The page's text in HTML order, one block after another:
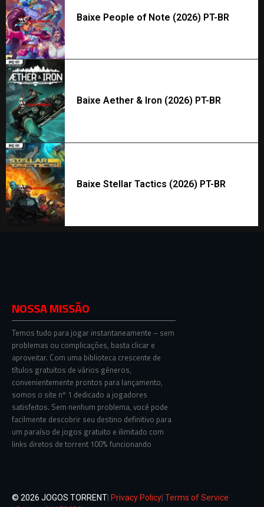
Baixe People of Note (2026) PT-BR
Baixe Aether & Iron (2026) PT-BR
Baixe Stellar Tactics (2026) PT-BR
NOSSA MISSÃO
Temos tudo para jogar instantaneamente – sem
problemas ou complicações, basta clicar e
aproveitar. Com uma biblioteca crescente de
títulos gratuitos de vários gêneros,
convenientemente prontos para lançamento,
somos o site nº 1 dedicado a jogadores
satisfeitos. Sem nenhum problema, você pode
facilmente descobrir seu destino definitivo para
um paraíso de jogos gratuito e ilimitado com
links diretos de torrent 100% funcionando
© 2026 JOGOS TORRENT| Privacy Policy| Terms of Service